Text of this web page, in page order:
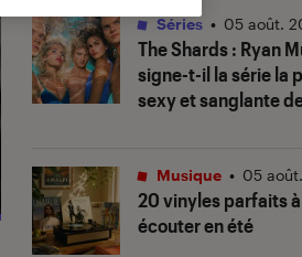
The Shards: Ryan
signe-t-il la série la
sexy et sanglante
Séries • 05 août.
20 vinyles parfaits à
écouter en été
Musique • 05